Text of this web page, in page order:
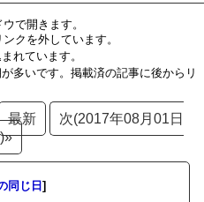
で開きます。
クを外しています。
れています。
多いです。掲載済の記事に後からリ
最新
次(2017年08月01日
同じ日 ]